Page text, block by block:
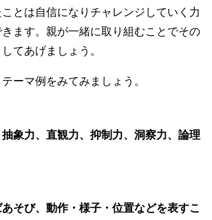
とは自信になりチャレンジしていく力
ます。親が一緒に取り組むことでその
てあげましょう。
ーマ例をみてみましょう。
象力、直観力、抑制力、洞察力、論理
そび、動作・様子・位置などを表すこ